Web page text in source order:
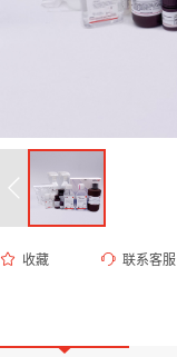
收藏 联系客服
产品描述